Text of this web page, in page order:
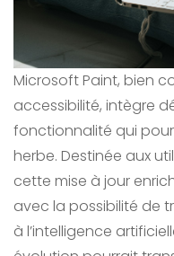
Microsoft Paint, bien
accessibilité, intègre
fonctionnalité qui
herbe. Destinée aux
cette mise à jour
avec la possibilité de
à l’intelligence